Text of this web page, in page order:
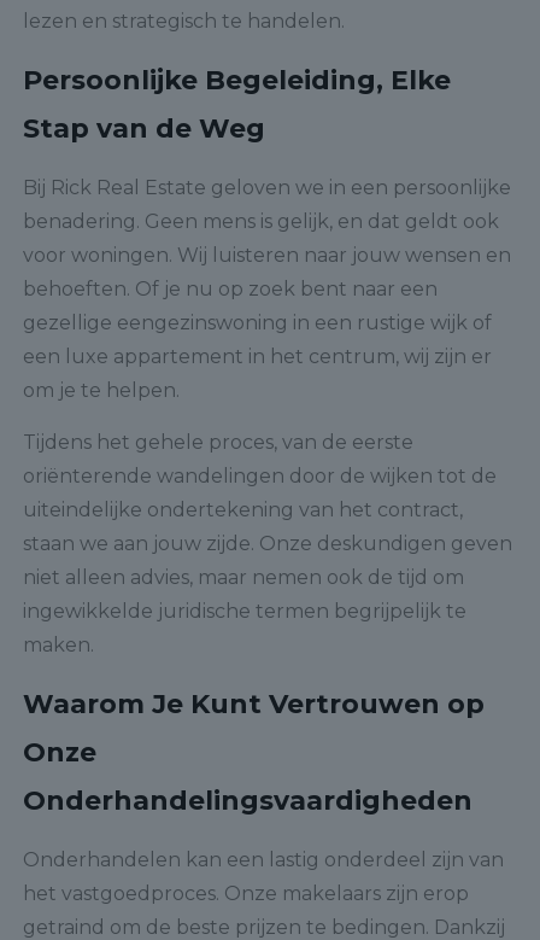
lezen en strategisch te handelen.
Persoonlijke Begeleiding, Elke
Stap van de Weg
Bij Rick Real Estate geloven we in een persoonlijke
benadering. Geen mens is gelijk, en dat geldt ook
voor woningen. Wij luisteren naar jouw wensen en
behoeften. Of je nu op zoek bent naar een
gezellige eengezinswoning in een rustige wijk of
een luxe appartement in het centrum, wij zijn er
om je te helpen.
Tijdens het gehele proces, van de eerste
oriënterende wandelingen door de wijken tot de
uiteindelijke ondertekening van het contract,
staan we aan jouw zijde. Onze deskundigen geven
niet alleen advies, maar nemen ook de tijd om
ingewikkelde juridische termen begrijpelijk te
maken.
Waarom Je Kunt Vertrouwen op
Onze
Onderhandelingsvaardigheden
Onderhandelen kan een lastig onderdeel zijn van
het vastgoedproces. Onze makelaars zijn erop
getraind om de beste prijzen te bedingen. Dankzij